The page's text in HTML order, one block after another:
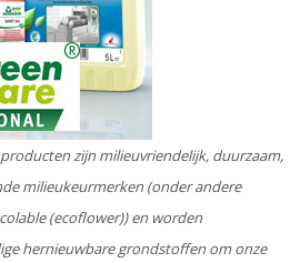
producten zijn milieuvriendelijk, duurzaam,
milieukeurmerken (onder andere
(ecoflower)) en worden
hernieuwbare grondstoffen om onze